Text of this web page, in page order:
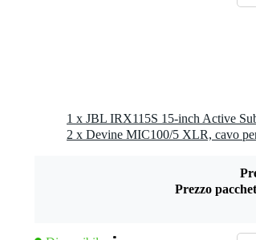
1 x JBL IRX115S 15-inch Active
Prezzo